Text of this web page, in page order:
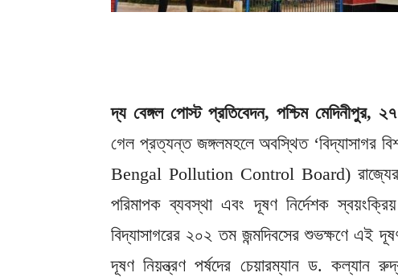
দ্য বেঙ্গল পোস্ট প্রতিবেদন, পশ্চিম মেদিনীপুর,
গেল প্রত্যন্ত জঙ্গলমহলে অবস্থিত ‘বিদ্যাসাগর
Bengal Pollution Control Board) রাজ্যের
পরিমাপক ব্যবস্থা এবং দূষণ নির্দেশক
বিদ্যাসাগরের ২০২ তম জন্মদিবসের শুভক্ষণে এই
দূষণ নিয়ন্ত্রণ পর্ষদের চেয়ারম্যান ড. কল্যান